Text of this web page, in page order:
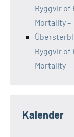
Byggvir of
Mortality –
Byggvir of
Mortality –
Kalender